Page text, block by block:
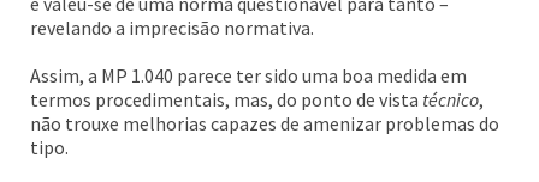
revelando a imprecisão normativa.
Assim, a MP 1.040 parece ter sido uma boa medida em
termos procedimentais, mas, do ponto de vista técnico,
não trouxe melhorias capazes de amenizar problemas do
tipo.